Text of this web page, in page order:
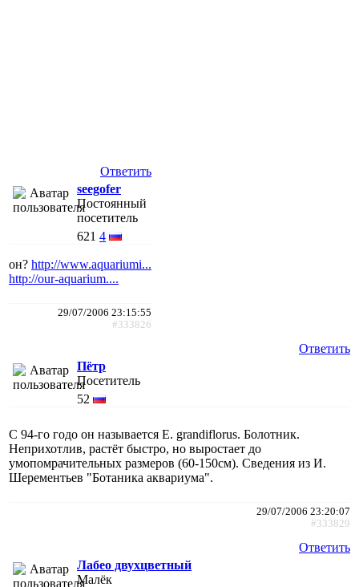
Ответить
seegofer
Постоянный
посетитель
621 4
он? http://www.aquariumi...
http://our-aquarium....
29/07/2006 23:15:55
#333826
Ответить
Пётр
Посетитель
52
С 94-го годо он называется E. grandiflorus. Болотник.
Неприхотлив, растёт быстро, но выростает до
умопомрачительных размеров (60-150см). Сведения из И.
Шерементьев "Ботаника аквариума".
29/07/2006 23:20:07
#333829
Ответить
Лабео двухцветный
Малёк